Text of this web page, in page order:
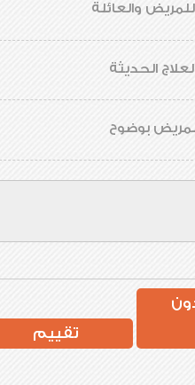
والعائلة
الحديثة
بوضوح
تقييم